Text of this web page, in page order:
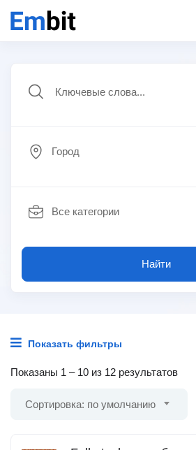
Город
Все категории
Найти
Показать фильтры
Показаны 1 – 10 из 12 результатов
Сортировка: по умолчанию